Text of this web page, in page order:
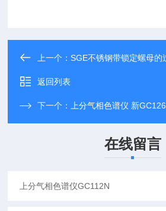
上一个：SGE不锈钢带锁定螺母
返回列表
下一个： 上分气相色谱仪 新
在线留言